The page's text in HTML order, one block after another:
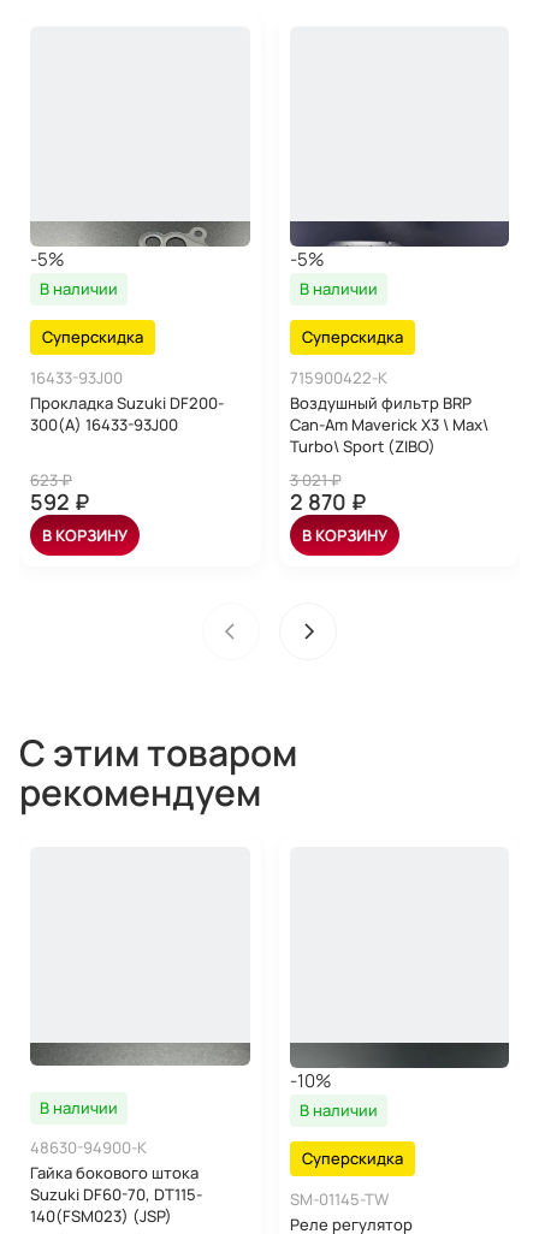
-5%
В наличии
Суперскидка
16433-93J00
Прокладка Suzuki DF200-
300(A) 16433-93J00
623 ₽
592 ₽
В КОРЗИНУ
-5%
В наличии
Суперскидка
715900422-K
Воздушный фильтр BRP
Can-Am Maverick X3 \ Max\
Turbo\ Sport (ZIBO)
3 021 ₽
2 870 ₽
В КОРЗИНУ
С этим товаром
рекомендуем
В наличии
48630-94900-K
Гайка бокового штока
Suzuki DF60-70, DT115-
140(FSM023) (JSP)
-10%
В наличии
Суперскидка
SM-01145-TW
Реле регулятор